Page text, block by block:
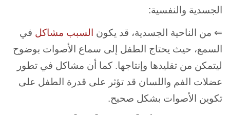
الجسدية والنفسية:
⇐ من الناحية الجسدية، قد يكون السبب مشاكل في
السمع، حيث يحتاج الطفل إلى سماع الأصوات بوضوح
ليتمكن من تقليدها وإنتاجها. كما أن مشاكل في تطور
عضلات الفم واللسان قد تؤثر على قدرة الطفل على
تكوين الأصوات بشكل صحيح.